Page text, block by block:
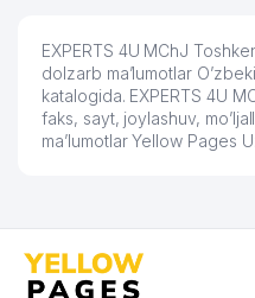
EXPERTS 4U MChJ
dolzarb ma’lumotlar
katalogida. EXPERTS 4U
faks, sayt, joylashuv,
ma’lumotlar Yellow Pages